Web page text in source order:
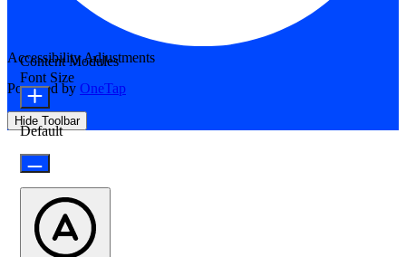
Accessibility Adjustments
Powered by OneTap
Hide Toolbar
Content Modules
Font Size
Default